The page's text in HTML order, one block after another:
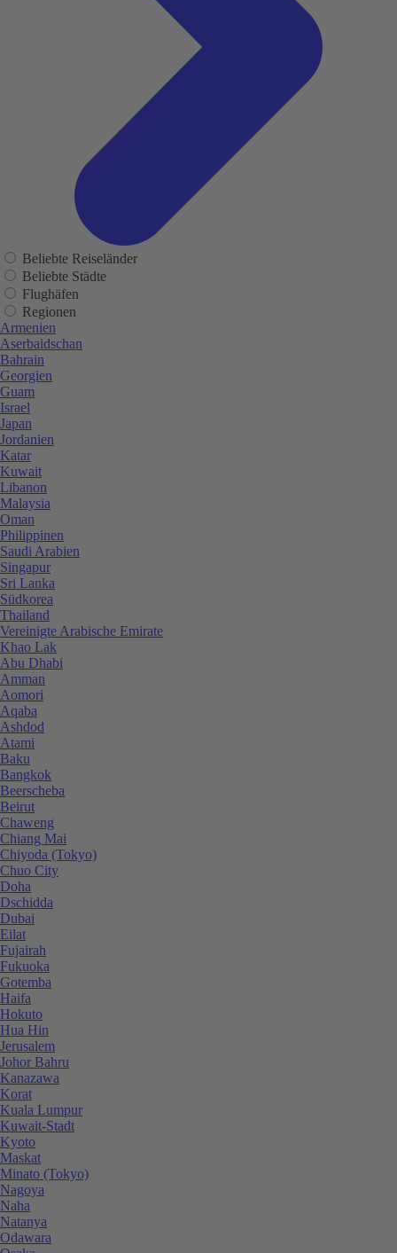
Beliebte Reiseländer
Beliebte Städte
Flughäfen
Regionen
Armenien
Aserbaidschan
Bahrain
Georgien
Guam
Israel
Japan
Jordanien
Katar
Kuwait
Libanon
Malaysia
Oman
Philippinen
Saudi Arabien
Singapur
Sri Lanka
Südkorea
Thailand
Vereinigte Arabische Emirate
Khao Lak
Abu Dhabi
Amman
Aomori
Aqaba
Ashdod
Atami
Baku
Bangkok
Beerscheba
Beirut
Chaweng
Chiang Mai
Chiyoda (Tokyo)
Chuo City
Doha
Dschidda
Dubai
Eilat
Fujairah
Fukuoka
Gotemba
Haifa
Hokuto
Hua Hin
Jerusalem
Johor Bahru
Kanazawa
Korat
Kuala Lumpur
Kuwait-Stadt
Kyoto
Maskat
Minato (Tokyo)
Nagoya
Naha
Natanya
Odawara